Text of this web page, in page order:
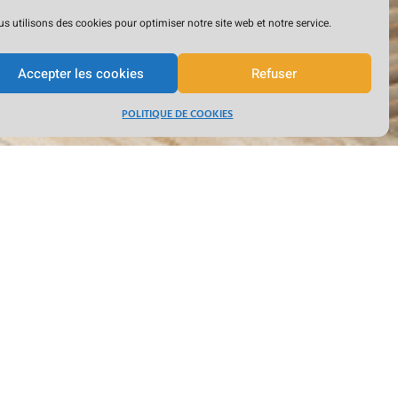
utilisons des cookies pour optimiser notre site web et notre service.
Accepter les cookies Refuser
POLITIQUE DE COOKIES